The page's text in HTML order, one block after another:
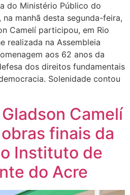
do Ministério Público do
manhã desta segunda-feira,
Camelí participou, em Rio
realizada na Assembleia
aos 62 anos da
dos direitos fundamentais
Solenidade contou
Camelí
finais da
Instituto de
do Acre